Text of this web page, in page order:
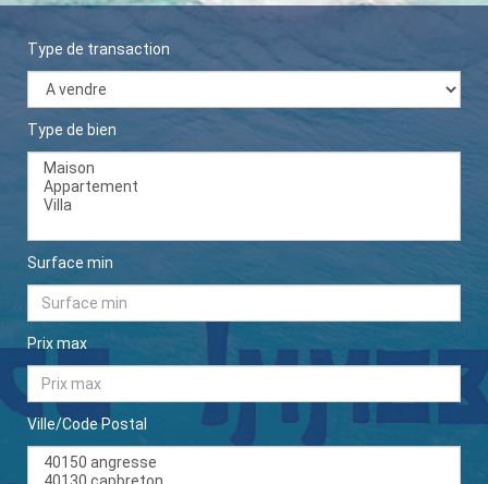
Type de transaction
Type de bien
Surface min
Prix max
Ville/Code Postal